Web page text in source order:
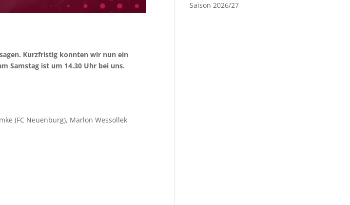
Kurzfristig konnten wir nun ein
Samstag ist um 14.30 Uhr bei uns.
(FC Neuenburg), Marlon Wessollek
Saison 2026/27